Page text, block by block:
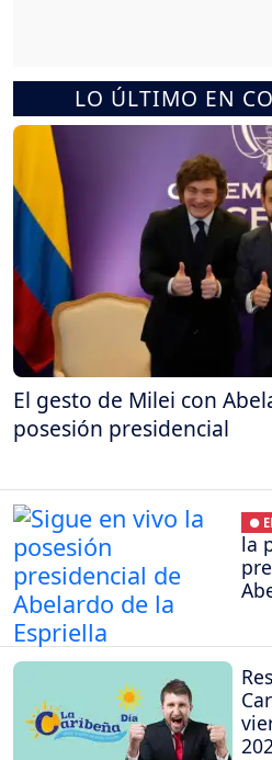
LO ÚLTIMO EN
El gesto de Milei con
posesión presidencial
●
la